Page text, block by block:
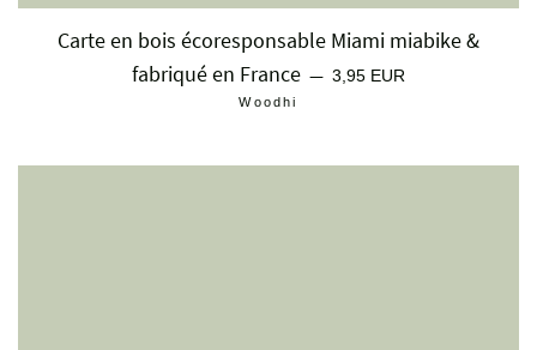
Carte en bois écoresponsable Miami miabike &
fabriqué en France — Prix régulier
3,95 EUR
Woodhi